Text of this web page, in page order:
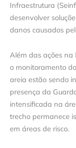
Infraestrutura
desenvolver
danos causados
Além das ações
o monitoramento
areia estão sendo
presença da
intensificada na
trecho permanece
em áreas de risco.